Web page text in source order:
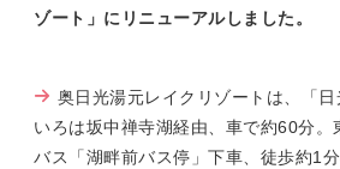
ゾート」にリニューアルしました。
奥日光湯元レイクリゾートは、「日
いろは坂中禅寺湖経由、車で約60分。
バス「湖畔前バス停」下車、徒歩約1